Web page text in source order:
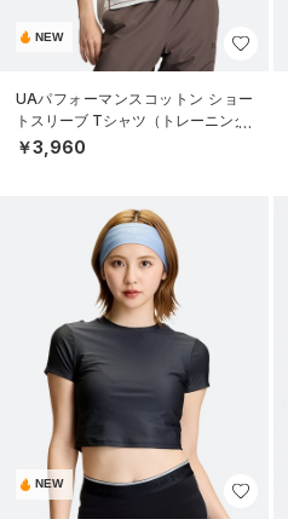
NEW
UAパフォーマンスコットン ショー
トスリーブ Tシャツ（トレーニング/
WOMEN）
￥3,960
NEW